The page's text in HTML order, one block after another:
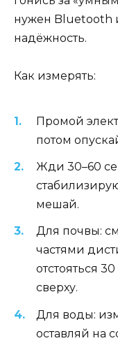
нужен Bluetooth
надёжность.
Как измерять:
Промой
потом
Жди 30–60
мешай.
Для почвы:
частями
отстояться
сверху.
Для воды:
оставляй на